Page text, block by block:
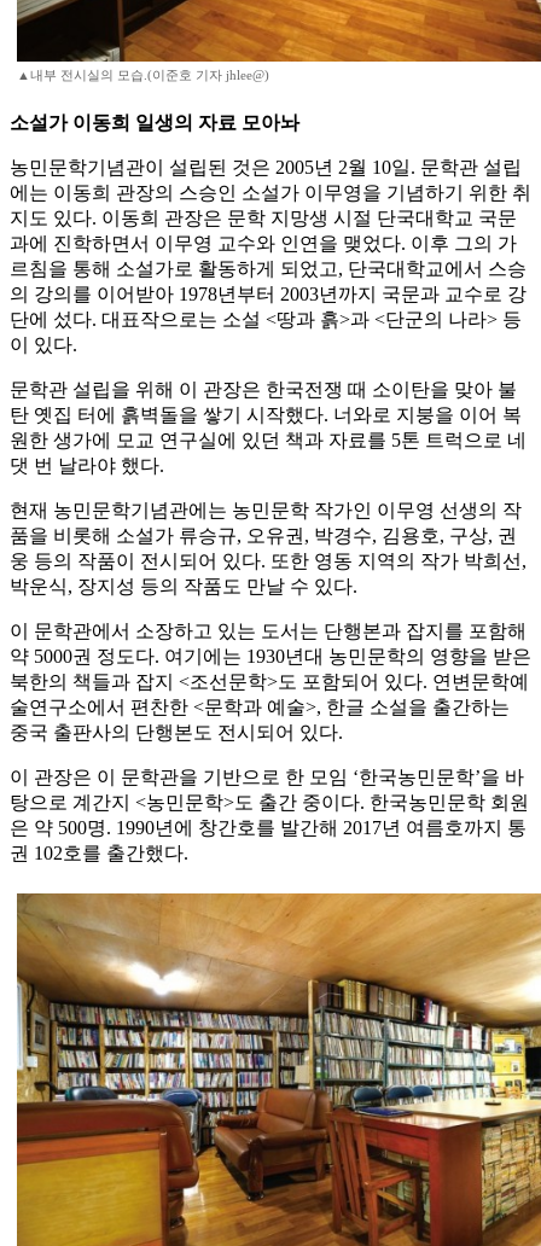
▲내부 전시실의 모습.(이준호 기자 jhlee@)
소설가 이동희 일생의 자료 모아놔
농민문학기념관이 설립된 것은 2005년 2월 10일. 문학관 설립
에는 이동희 관장의 스승인 소설가 이무영을 기념하기 위한 취
지도 있다. 이동희 관장은 문학 지망생 시절 단국대학교 국문
과에 진학하면서 이무영 교수와 인연을 맺었다. 이후 그의 가
르침을 통해 소설가로 활동하게 되었고, 단국대학교에서 스승
의 강의를 이어받아 1978년부터 2003년까지 국문과 교수로 강
단에 섰다. 대표작으로는 소설 <땅과 흙>과 <단군의 나라> 등
이 있다.
문학관 설립을 위해 이 관장은 한국전쟁 때 소이탄을 맞아 불
탄 옛집 터에 흙벽돌을 쌓기 시작했다. 너와로 지붕을 이어 복
원한 생가에 모교 연구실에 있던 책과 자료를 5톤 트럭으로 네
댓 번 날라야 했다.
현재 농민문학기념관에는 농민문학 작가인 이무영 선생의 작
품을 비롯해 소설가 류승규, 오유권, 박경수, 김용호, 구상, 권
웅 등의 작품이 전시되어 있다. 또한 영동 지역의 작가 박희선,
박운식, 장지성 등의 작품도 만날 수 있다.
이 문학관에서 소장하고 있는 도서는 단행본과 잡지를 포함해
약 5000권 정도다. 여기에는 1930년대 농민문학의 영향을 받은
북한의 책들과 잡지 <조선문학>도 포함되어 있다. 연변문학예
술연구소에서 편찬한 <문학과 예술>, 한글 소설을 출간하는
중국 출판사의 단행본도 전시되어 있다.
이 관장은 이 문학관을 기반으로 한 모임 ‘한국농민문학’을 바
탕으로 계간지 <농민문학>도 출간 중이다. 한국농민문학 회원
은 약 500명. 1990년에 창간호를 발간해 2017년 여름호까지 통
권 102호를 출간했다.